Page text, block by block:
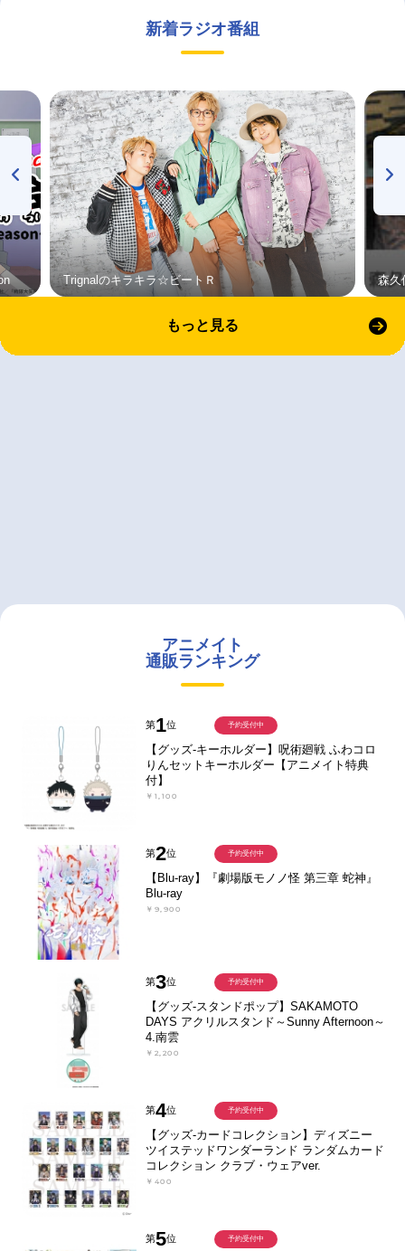
新着ラジオ番組
Trignalのキラキラ☆ビートＲ 森久
もっと見る
アニメイト
通販ランキング
第1位
【グッズ-キーホルダー】呪術廻戦 ふわコロ
りんセットキーホルダー【アニメイト特典
付】
￥1,100
予約受付中
第2位
【Blu-ray】『劇場版モノノ怪 第三章 蛇神』
Blu-ray
￥9,900
予約受付中
第3位
【グッズ-スタンドポップ】SAKAMOTO
DAYS アクリルスタンド～Sunny Afternoon～
4.南雲
￥2,200
予約受付中
第4位
【グッズ-カードコレクション】ディズニー
ツイステッドワンダーランド ランダムカード
コレクション クラブ・ウェアver.
￥400
予約受付中
第5位 予約受付中